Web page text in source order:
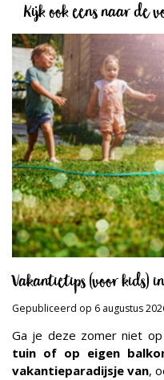
Kijk ook eens naar de
Vakantietips (voor kids)
Gepubliceerd op 6 augustus
Ga je deze zomer niet
tuin of op eigen
vakantieparadijsje van,